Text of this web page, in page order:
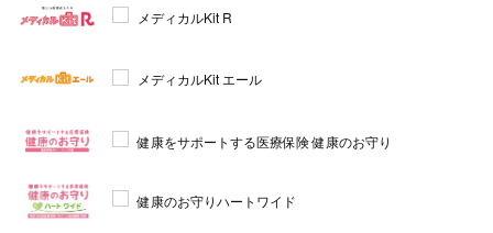
メディカルKit R
メディカルKit エール
健康をサポートする医療保険 健康のお守り
健康のお守りハートワイド